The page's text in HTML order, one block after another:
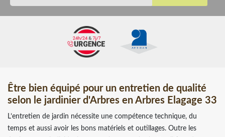
Être bien équipé pour un entretien de qualité
selon le jardinier d'Arbres en Arbres Elagage 33
L’entretien de jardin nécessite une compétence technique, du
temps et aussi avoir les bons matériels et outillages. Outre les